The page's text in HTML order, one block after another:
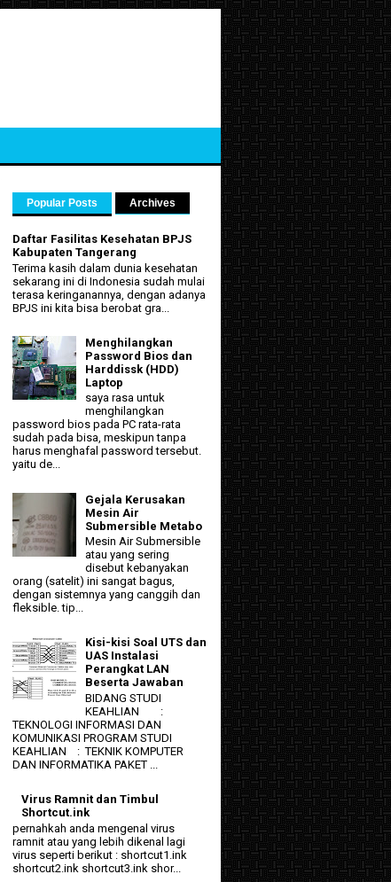
Popular Posts Archives
Daftar Fasilitas Kesehatan BPJS
Kabupaten Tangerang
Terima kasih dalam dunia kesehatan
sekarang ini di Indonesia sudah mulai
terasa keringanannya, dengan adanya
BPJS ini kita bisa berobat gra...
Menghilangkan
Password Bios dan
Harddissk (HDD)
Laptop
saya rasa untuk
menghilangkan
password bios pada PC rata-rata
sudah pada bisa, meskipun tanpa
harus menghafal password tersebut.
yaitu de...
Gejala Kerusakan
Mesin Air
Submersible Metabo
Mesin Air Submersible
atau yang sering
disebut kebanyakan
orang (satelit) ini sangat bagus,
dengan sistemnya yang canggih dan
fleksible. tip...
Kisi-kisi Soal UTS dan
UAS Instalasi
Perangkat LAN
Beserta Jawaban
BIDANG STUDI
KEAHLIAN :
TEKNOLOGI INFORMASI DAN
KOMUNIKASI PROGRAM STUDI
KEAHLIAN : TEKNIK KOMPUTER
DAN INFORMATIKA PAKET ...
Virus Ramnit dan Timbul
Shortcut.ink
pernahkah anda mengenal virus
ramnit atau yang lebih dikenal lagi
virus seperti berikut : shortcut1.ink
shortcut2.ink shortcut3.ink shor...